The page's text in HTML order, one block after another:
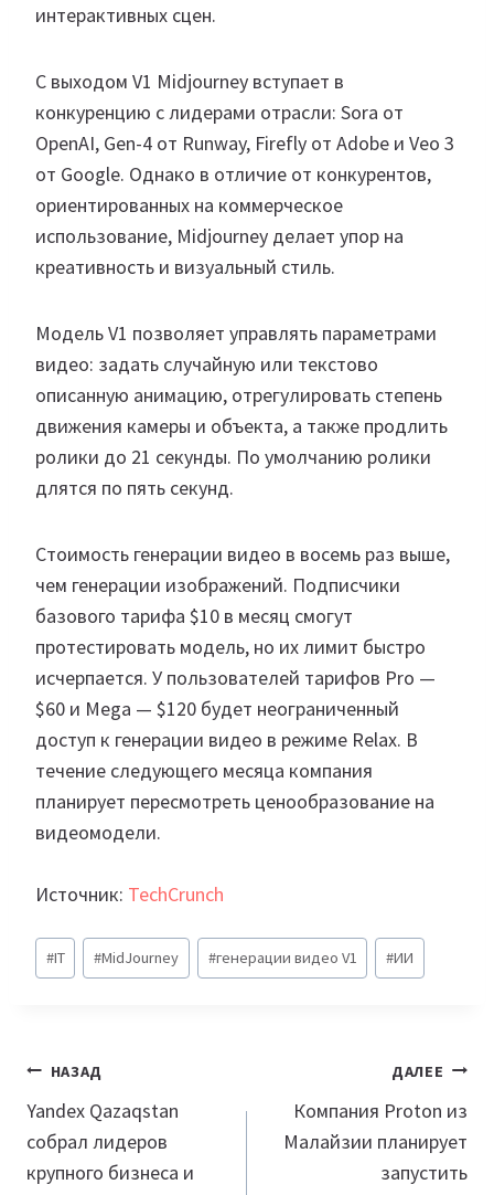
интерактивных сцен.
С выходом V1 Midjourney вступает в
конкуренцию с лидерами отрасли: Sora от
OpenAI, Gen-4 от Runway, Firefly от Adobe и Veo 3
от Google. Однако в отличие от конкурентов,
ориентированных на коммерческое
использование, Midjourney делает упор на
креативность и визуальный стиль.
Модель V1 позволяет управлять параметрами
видео: задать случайную или текстово
описанную анимацию, отрегулировать степень
движения камеры и объекта, а также продлить
ролики до 21 секунды. По умолчанию ролики
длятся по пять секунд.
Стоимость генерации видео в восемь раз выше,
чем генерации изображений. Подписчики
базового тарифа $10 в месяц смогут
протестировать модель, но их лимит быстро
исчерпается. У пользователей тарифов Pro —
$60 и Mega — $120 будет неограниченный
доступ к генерации видео в режиме Relax. В
течение следующего месяца компания
планирует пересмотреть ценообразование на
видеомодели.
Источник: TechCrunch
Метки
записи:
#IT #MidJourney #генерации видео V1 #ИИ
Навигация
по
записям
НАЗАД
Yandex Qazaqstan
собрал лидеров
крупного бизнеса и
ДАЛЕЕ
Компания Proton из
Малайзии планирует
запустить